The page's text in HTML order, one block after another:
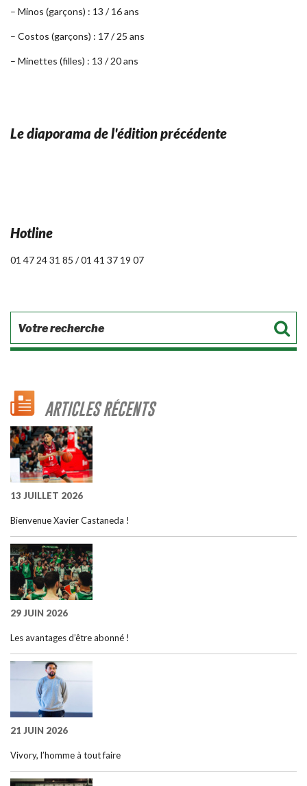
– Minos (garçons) : 13 / 16 ans
– Costos (garçons) : 17 / 25 ans
– Minettes (filles) : 13 / 20 ans
Le diaporama de l'édition précédente
Hotline
01 47 24 31 85 / 01 41 37 19 07
ARTICLES RÉCENTS
13 JUILLET 2026
Bienvenue Xavier Castaneda !
29 JUIN 2026
Les avantages d’être abonné !
21 JUIN 2026
Vivory, l’homme à tout faire